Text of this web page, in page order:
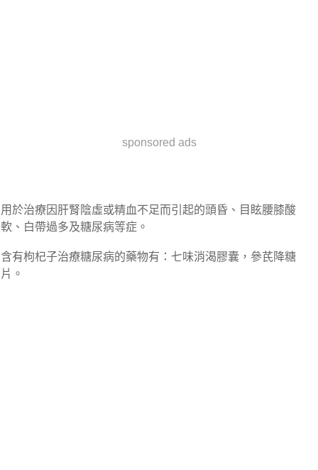
sponsored ads
用於治療因肝腎陰虛或精血不足而引起的頭昏、目眩腰膝酸
軟、白帶過多及糖尿病等症。
含有枸杞子治療糖尿病的藥物有：七味消渴膠囊，參芪降糖
片。